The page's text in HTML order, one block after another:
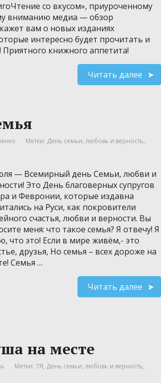
со вкусом», приуроченному
вниманию медиа — обзор
вам о новых изданиях
интересно будет прочитать и
книжного аппетита!
Читать далее
Метки: День семьи, любовь и верность,
— Всемирный день Семьи, любви и
Это День благоверных супругов
и Февронии, которые издавна
на Руси, как покровители
счастья, любви и верности. Вы
меня: что такое семья? Я отвечу! Я
что это! Если в мире живём,- это
друзья, Но семья – всех дороже на
Семья …
Читать далее
на месте
Метки: 7Я, День семьи, любовь и верность,